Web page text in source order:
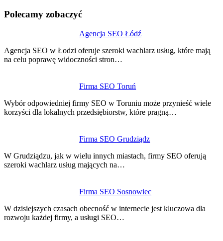
Polecamy zobaczyć
Agencja SEO Łódź
Agencja SEO w Łodzi oferuje szeroki wachlarz usług, które mają
na celu poprawę widoczności stron…
Firma SEO Toruń
Wybór odpowiedniej firmy SEO w Toruniu może przynieść wiele
korzyści dla lokalnych przedsiębiorstw, które pragną…
Firma SEO Grudziądz
W Grudziądzu, jak w wielu innych miastach, firmy SEO oferują
szeroki wachlarz usług mających na…
Firma SEO Sosnowiec
W dzisiejszych czasach obecność w internecie jest kluczowa dla
rozwoju każdej firmy, a usługi SEO…
wpisu